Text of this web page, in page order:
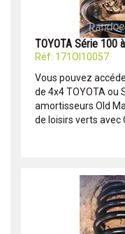
TOYOTA Série 100
Réf: 171OI10057
Vous pouvez
de 4x4 TOYOTA ou
amortisseurs Old
de loisirs verts avec